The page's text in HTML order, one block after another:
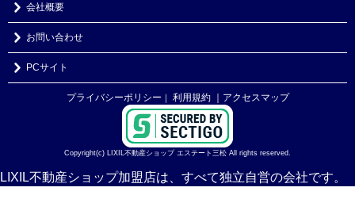
会社概要
お問い合わせ
PCサイト
プライバシーポリシー ｜ 利用規約 ｜アクセスマップ
Copyright(c) LIXIL不動産ショップ エステート三松 All rights reserved.
LIXIL不動産ショップ加盟店は、すべて独立自営の会社です。